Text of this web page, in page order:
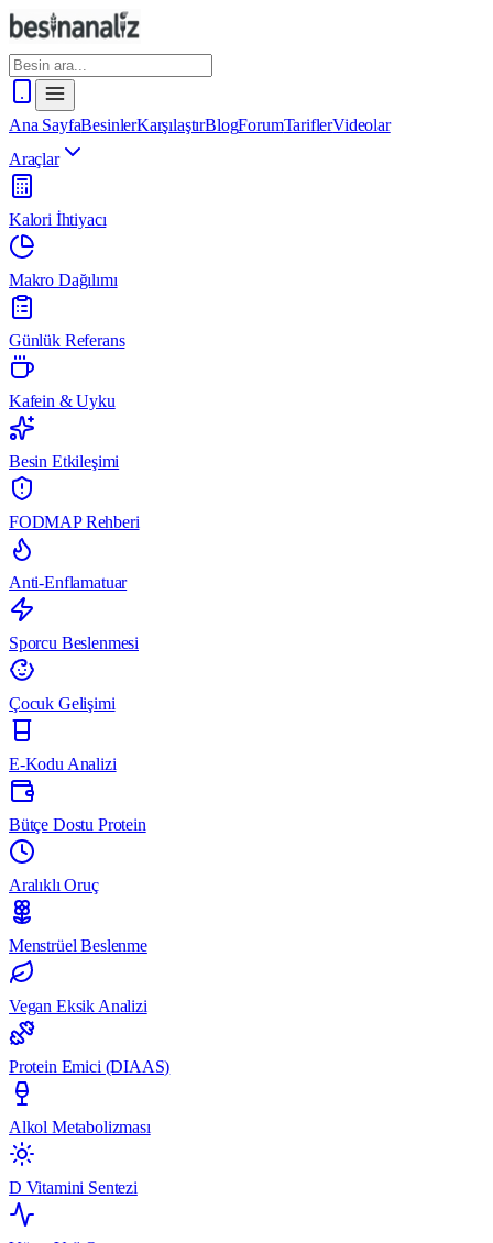
Ana SayfaBesinlerKarşılaştırBlogForumTariflerVideolar
Araçlar
Kalori İhtiyacı
Makro Dağılımı
Günlük Referans
Kafein & Uyku
Besin Etkileşimi
FODMAP Rehberi
Anti-Enflamatuar
Sporcu Beslenmesi
Çocuk Gelişimi
E-Kodu Analizi
Bütçe Dostu Protein
Aralıklı Oruç
Menstrüel Beslenme
Vegan Eksik Analizi
Protein Emici (DIAAS)
Alkol Metabolizması
D Vitamini Sentezi